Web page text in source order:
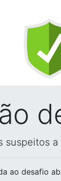
ao desafio